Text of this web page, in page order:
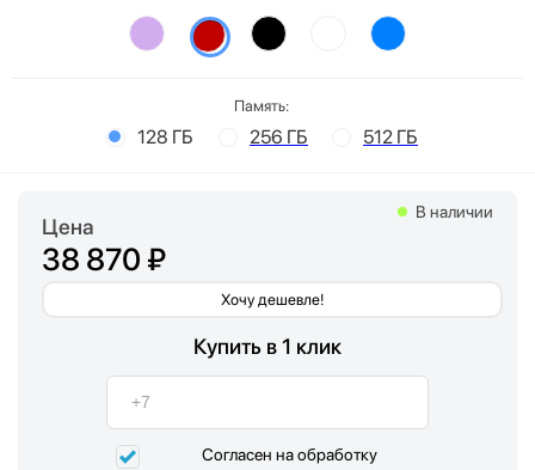
Память:
128 ГБ 256 ГБ 512 ГБ
Цена
38 870 ₽
Хочу дешевле!
В наличии
Купить в 1 клик
Согласен на обработку